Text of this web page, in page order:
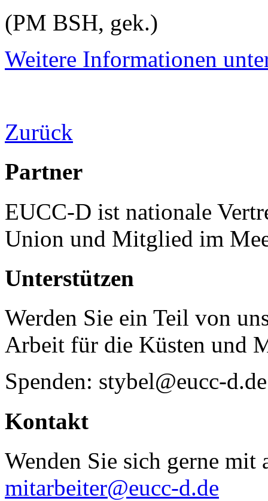
(PM BSH, gek.)
Weitere Informationen
Zurück
Partner
EUCC-D ist nationale
Union und Mitglied im
Unterstützen
Werden Sie ein Teil von
Arbeit für die Küsten und
Spenden: stybel@eucc-d.de
Kontakt
Wenden Sie sich gerne mit
mitarbeiter@eucc-d.de